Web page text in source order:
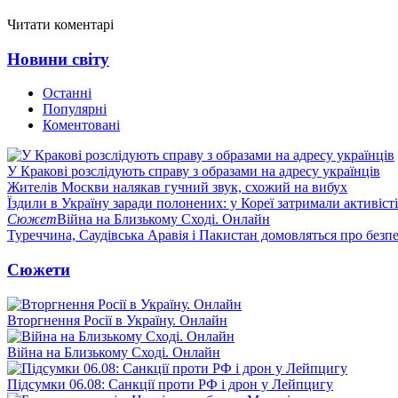
Читати коментарі
Новини світу
Останні
Популярні
Коментовані
У Кракові розслідують справу з образами на адресу українців
Жителів Москви налякав гучний звук, схожий на вибух
Їздили в Україну заради полонених: у Кореї затримали
СюжетВійна на Близькому Сході. Онлайн
Туреччина, Саудівська Аравія і Пакистан домовляться про
Сюжети
Вторгнення Росії в Україну. Онлайн
Війна на Близькому Сході. Онлайн
Підсумки 06.08: Санкції проти РФ і дрон у Лейпцигу